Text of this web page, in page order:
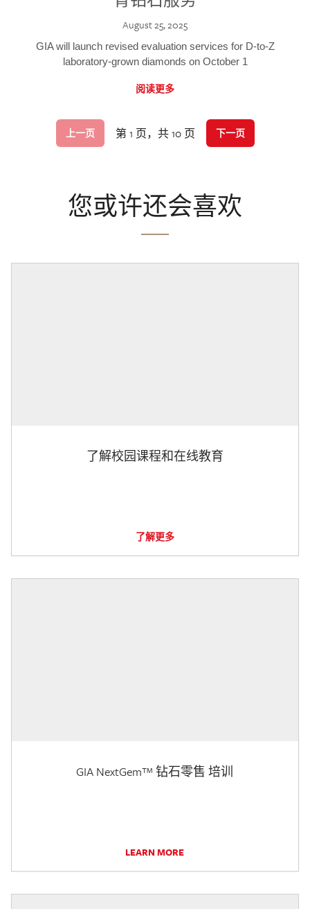
August 25, 2025
GIA will launch revised evaluation services for D-to-Z
laboratory-grown diamonds on October 1
阅读更多
上一页 第 1 页，共 10 页 下一页
您或许还会喜欢
了解校园课程和在线教育
了解更多
GIA NextGem™ 钻石零售 培训
LEARN MORE